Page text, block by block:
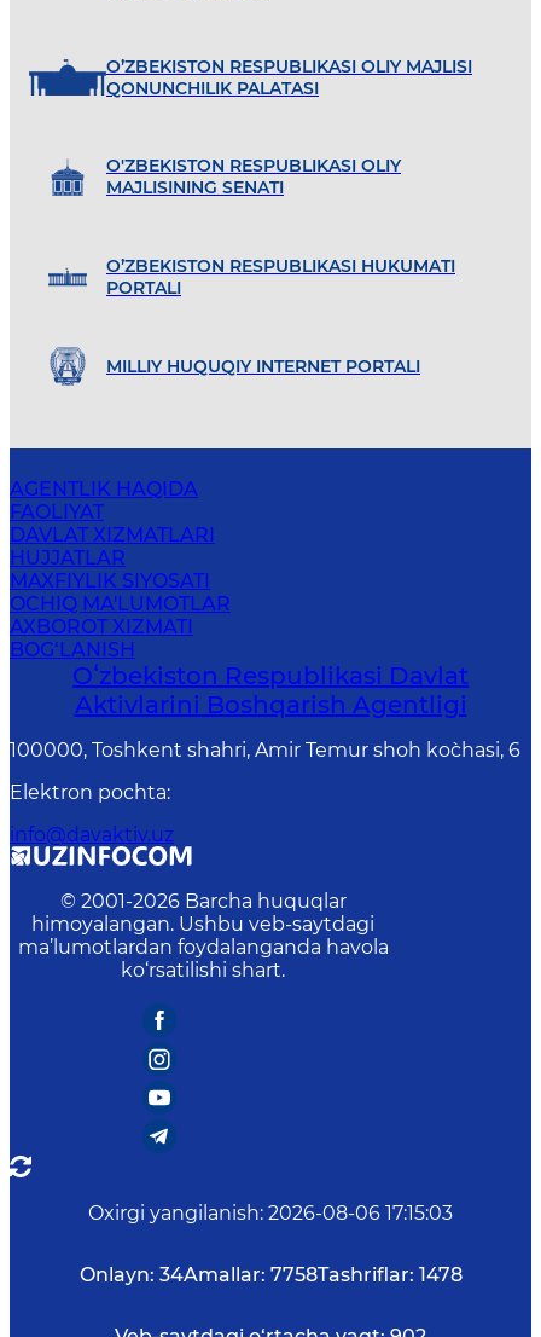
O’ZBEKISTON RESPUBLIKASI OLIY MAJLISI
QONUNCHILIK PALATASI
O'ZBEKISTON RESPUBLIKASI OLIY
MAJLISINING SENATI
O’ZBEKISTON RESPUBLIKASI HUKUMATI
PORTALI
MILLIY HUQUQIY INTERNET PORTALI
AGENTLIK HAQIDA
FAOLIYAT
DAVLAT XIZMATLARI
HUJJATLAR
MAXFIYLIK SIYOSATI
OCHIQ MA'LUMOTLAR
AXBOROT XIZMATI
BOG‘LANISH
Oʻzbekiston Respublikasi Davlat
Aktivlarini Boshqarish Agentligi
100000, Toshkent shahri, Amir Temur shoh ko`chasi, 6
Elektron pochta:
info@davaktiv.uz
© 2001-2026 Barcha huquqlar
himoyalangan. Ushbu veb-saytdagi
ma’lumotlardan foydalanganda havola
ko‘rsatilishi shart.
Oxirgi yangilanish: 2026-08-06 17:15:03
Onlayn: 34Amallar: 7758Tashriflar: 1478